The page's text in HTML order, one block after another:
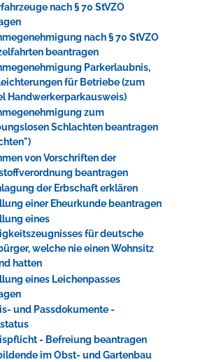
nach § 70 StVZO
nach § 70 StVZO
beantragen
Parkerlaubnis,
für Betriebe (zum
Handwerkerparkausweis)
zum
Schlachten beantragen
von Vorschriften der
beantragen
der Erbschaft erklären
einer Eheurkunde beantragen
eines
für deutsche
welche nie einen Wohnsitz
hatten
eines Leichenpasses
und Passdokumente -
- Befreiung beantragen
im Obst- und Gartenbau